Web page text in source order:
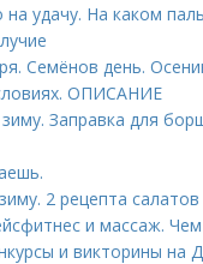
удачу. На каком
Семёнов день.
ОПИСАНИЕ
Заправка для
2 рецепта салатов
и массаж.
и викторины на